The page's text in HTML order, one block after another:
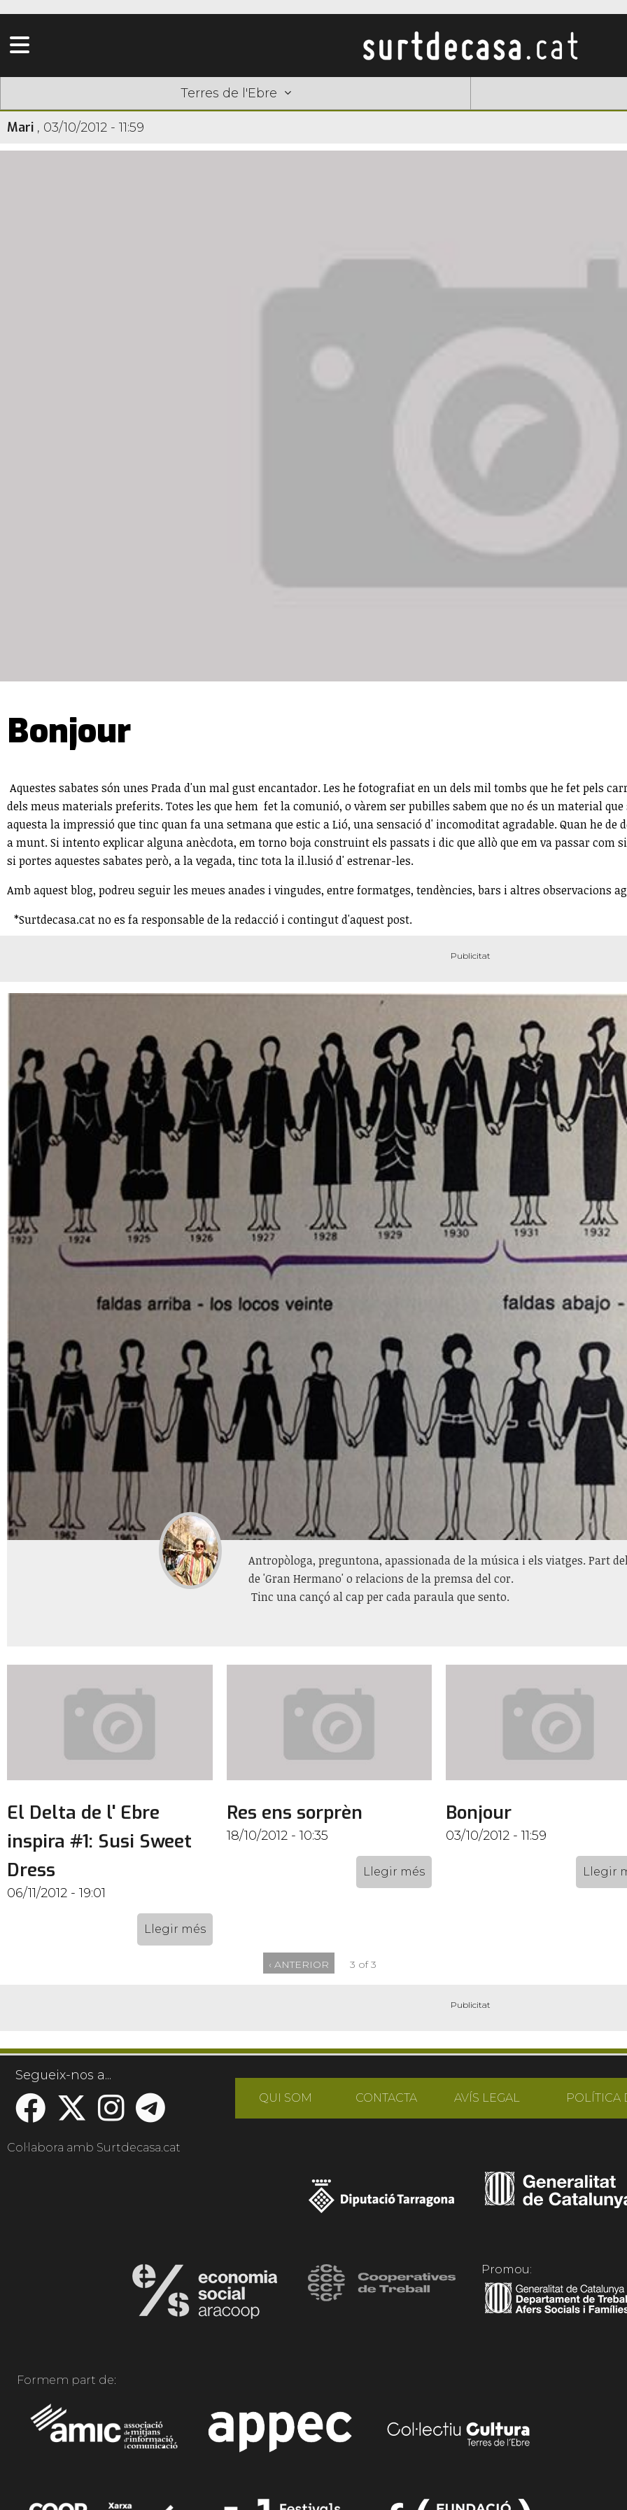
Terres de l'Ebre
Mari , 03/10/2012 - 11:59
Bonjour
Aquestes sabates són unes Prada d'un mal gust encantador. Les he fotografiat en un dels mil tombs que he fet pels
dels meus materials preferits. Totes les que hem fet la comunió, o vàrem ser pubilles sabem que no és un material
aquesta la impressió que tinc quan fa una setmana que estic a Lió, una sensació d' incomoditat agradable. Quan he
a munt. Si intento explicar alguna anècdota, em torno boja construint els passats i dic que allò que em va passar com
si portes aquestes sabates però, a la vegada, tinc tota la il.lusió d' estrenar-les.
Amb aquestblog, podreu seguir les meues anades i vingudes, entre formatges, tendències, bars i altres observacions
*Surtdecasa.cat no es fa responsable de la redacció i contingut d'aquest post.
Antropòloga, preguntona, apassionada de la música i els viatges. Part
de 'Gran Hermano' o relacions de la premsa del cor.
Tinc una cançó al cap per cada paraula que sento.
El Delta de l' Ebre
inspira #1: Susi Sweet
Dress
06/11/2012 - 19:01
Llegir més
Res ens sorprèn
18/10/2012 - 10:35
Llegir més
Bonjour
03/10/2012 - 11:59
Llegir
‹ ANTERIOR 3 of 3
Segueix-nos a...
QUI SOM CONTACTA AVÍS LEGAL POLÍTICA
Col·labora amb Surtdecasa.cat
Promou:
Formem part de: